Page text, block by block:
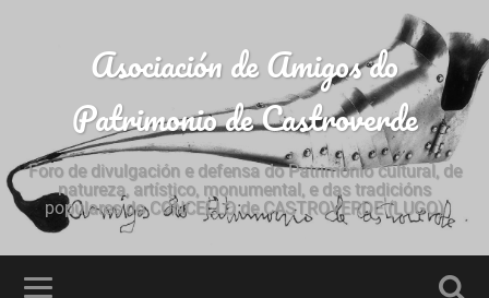
Asociación de Amigos do
Patrimonio de Castroverde
Foro de divulgación e defensa do Patrimonio cultural, de
natureza, artístico, monumental, e das tradicións
populares do CONCELLO de CASTROVERDE (LUGO)